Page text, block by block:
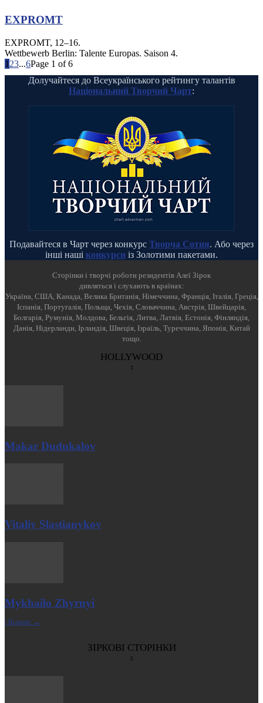
EXPROMT
EXPROMT, 12–16.
Wettbewerb Berlin: Talente Europas. Saison 4.
1 23...6Page 1 of 6
Долучайтеся до Всеукраїнського рейтингу талантів
Національний Творчий Чарт:
Подавайтеся в Чарт через конкурс Творча Сотня. Або через
інші наші конкурси із Золотими пакетами.
Cторінки і творчі роботи резидентів Алеї Зірок
дивляться і слухають в країнах:
Україна, США, Канада, Велика Британія, Німеччина, Франція, Італія, Греція,
Іспанія, Португалія, Польща, Чехія, Словаччина, Австрія, Швейцарія,
Болгарія, Румунія, Молдова, Бельгія, Литва, Латвія, Естонія, Фінляндія,
Данія, Нідерланди, Ірландія, Швеція, Ізраїль, Туреччина, Японія, Китай
тощо.
HOLLYWOOD
Makar Dudukalov
Vitaliy Slastianykov
Mykhailo Zhyrnyi
| Більше →
ЗІРКОВІ СТОРІНКИ